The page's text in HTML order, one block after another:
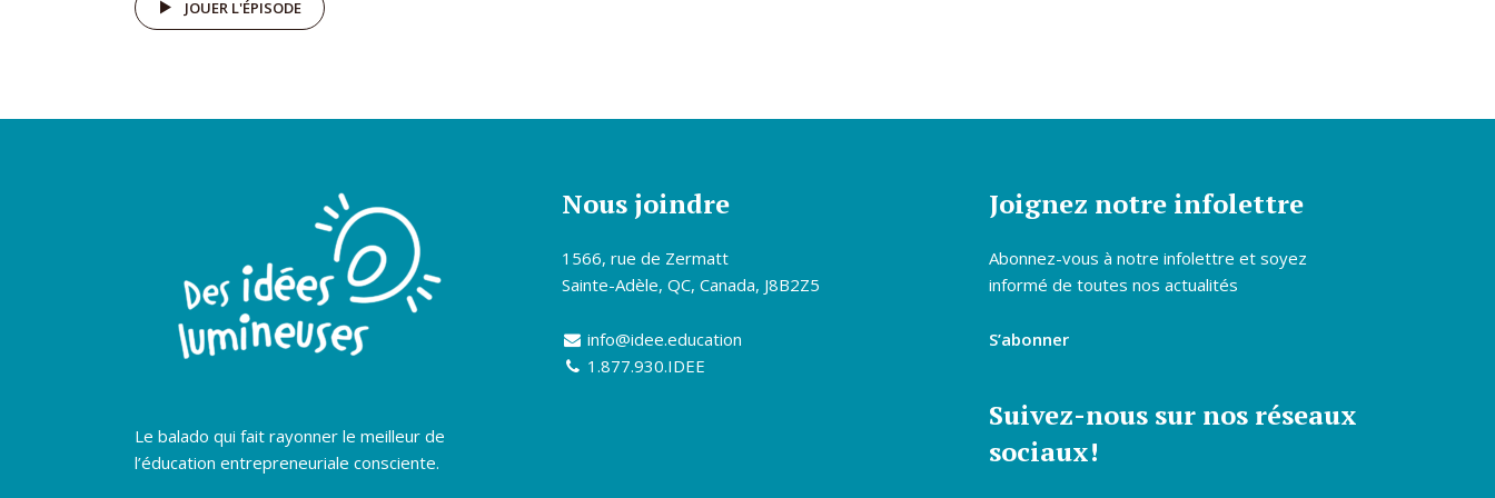
JOUER L'ÉPISODE
Le balado qui fait rayonner le meilleur de
l’éducation entrepreneuriale consciente.
Nous joindre
1566, rue de Zermatt
Sainte-Adèle, QC, Canada, J8B2Z5
info@idee.education
1.877.930.IDEE
Joignez notre infolettre
Abonnez-vous à notre infolettre et soyez
informé de toutes nos actualités
S’abonner
Suivez-nous sur nos réseaux
sociaux!